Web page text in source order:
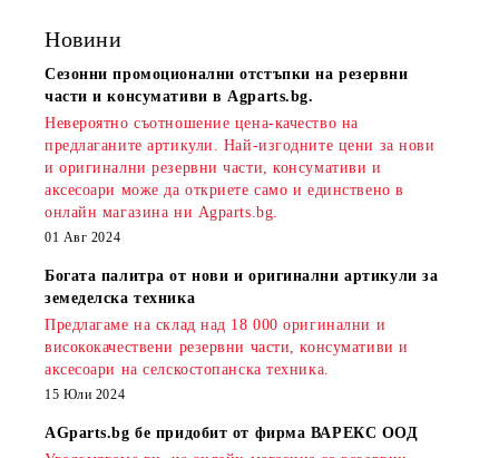
Новини
Сезонни промоционални отстъпки на резервни
части и консумативи в Agparts.bg.
Невероятно съотношение цена-качество на
предлаганите артикули. Най-изгодните цени за нови
и оригинални резервни части, консумативи и
аксесоари може да откриете само и единствено в
онлайн магазина ни Agparts.bg.
01 Авг 2024
Богата палитра от нови и оригинални артикули за
земеделска техника
Предлагаме на склад над 18 000 оригинални и
висококачествени резервни части, консумативи и
аксесоари на селскостопанска техника.
15 Юли 2024
AGparts.bg бе придобит от фирма ВАРЕКС ООД